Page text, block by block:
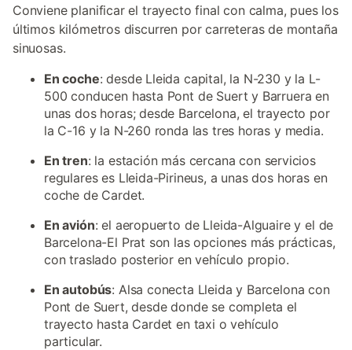
Conviene planificar el trayecto final con calma, pues los
últimos kilómetros discurren por carreteras de montaña
sinuosas.
En coche: desde Lleida capital, la N-230 y la L-
500 conducen hasta Pont de Suert y Barruera en
unas dos horas; desde Barcelona, el trayecto por
la C-16 y la N-260 ronda las tres horas y media.
En tren: la estación más cercana con servicios
regulares es Lleida-Pirineus, a unas dos horas en
coche de Cardet.
En avión: el aeropuerto de Lleida-Alguaire y el de
Barcelona-El Prat son las opciones más prácticas,
con traslado posterior en vehículo propio.
En autobús: Alsa conecta Lleida y Barcelona con
Pont de Suert, desde donde se completa el
trayecto hasta Cardet en taxi o vehículo
particular.